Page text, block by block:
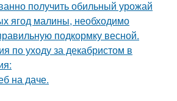
получить обильный урожай
ягод малины, необходимо
подкормку весной.
по уходу за декабристом в
на даче.